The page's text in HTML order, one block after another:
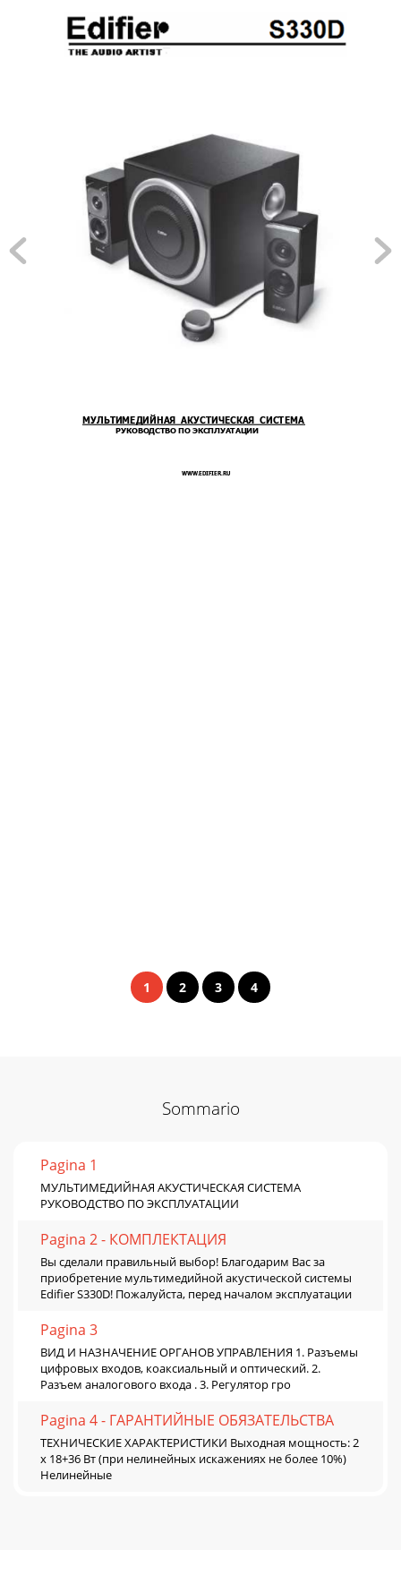
МУЛЬТИМЕДИЙНАЯ  АКУСТИЧЕСКАЯ  СИСТЕМА
                         РУКОВОДСТВО ПО ЭКСПЛУАТАЦИИ
                                  W
WW.EDIFIER.RU
1 2 3 4
Sommario
Pagina 1
МУЛЬТИМЕДИЙНАЯ АКУСТИЧЕСКАЯ СИСТЕМА
РУКОВОДСТВО ПО ЭКСПЛУАТАЦИИ
Pagina 2 - КОМПЛЕКТАЦИЯ
Вы сделали правильный выбор! Благодарим Вас за
приобретение мультимедийной акустической системы
Edifier S330D! Пожалуйста, перед началом эксплуатации
Pagina 3
ВИД И НАЗНАЧЕНИЕ ОРГАНОВ УПРАВЛЕНИЯ 1. Разъемы
цифровых входов, коаксиальный и оптический. 2.
Разъем аналогового входа . 3. Регулятор гро
Pagina 4 - ГАРАНТИЙНЫЕ ОБЯЗАТЕЛЬСТВА
ТЕХНИЧЕСКИЕ ХАРАКТЕРИСТИКИ Выходная мощность: 2
х 18+36 Вт (при нелинейных искажениях не более 10%)
Нелинейные